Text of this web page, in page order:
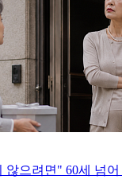
않으려면" 60세 넘